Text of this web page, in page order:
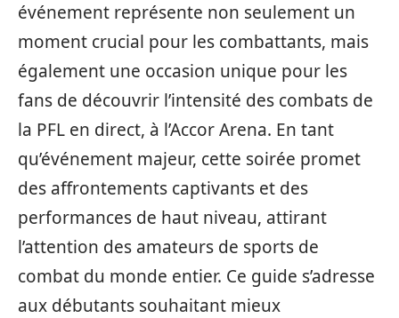
événement représente non seulement un
moment crucial pour les combattants, mais
également une occasion unique pour les
fans de découvrir l’intensité des combats de
la PFL en direct, à l’Accor Arena. En tant
qu’événement majeur, cette soirée promet
des affrontements captivants et des
performances de haut niveau, attirant
l’attention des amateurs de sports de
combat du monde entier. Ce guide s’adresse
aux débutants souhaitant mieux